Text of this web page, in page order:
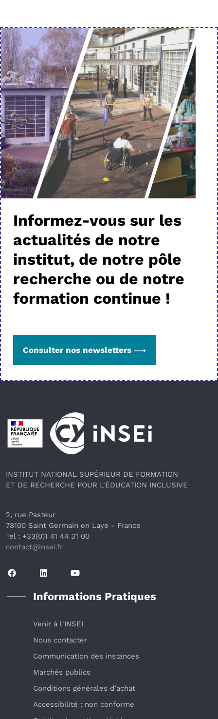
Informez-vous sur les
actualités de notre
institut, de notre pôle
recherche ou de notre
formation continue !
Consulter nos newsletters
Pied de page
INSTITUT NATIONAL SUPÉRIEUR DE FORMATION
ET DE RECHERCHE POUR L'ÉDUCATION INCLUSIVE
2, rue Pasteur
78100 Saint Germain en Laye - France
Tel : +33(0)1 41 44 31 00
contact@insei.fr
Informations Pratiques
Venir à l'INSEI
Nous contacter
Communication des instances
Marchés publics
Conditions générales d’achat
Accessibilité : non conforme